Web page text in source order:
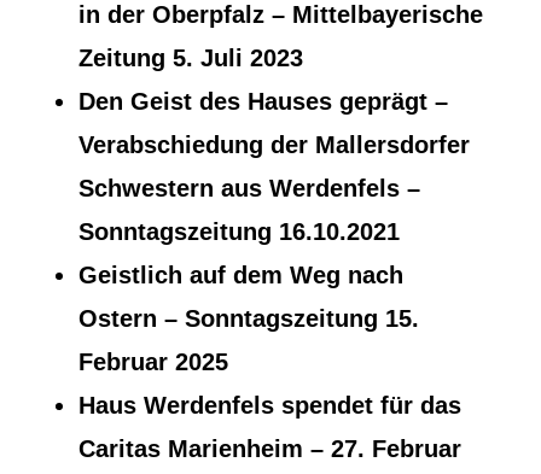
in der Oberpfalz– Mittelbayerische
Zeitung 5. Juli 2023
Den Geist des Hauses geprägt –
Verabschiedung der Mallersdorfer
Schwestern aus Werdenfels–
Sonntagszeitung 16.10.2021
Geistlich auf dem Weg nach
Ostern – Sonntagszeitung 15.
Februar 2025
Haus Werdenfels spendet für das
Caritas Marienheim – 27. Februar